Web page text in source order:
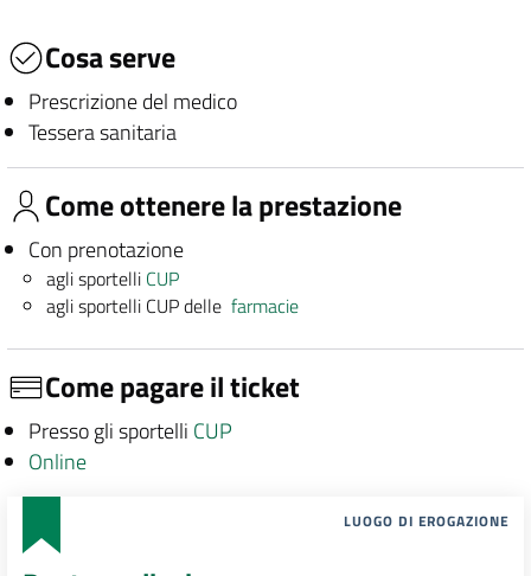
Cosa serve
Prescrizione del medico
Tessera sanitaria
Come ottenere la prestazione
Con prenotazione
agli sportelli CUP
agli sportelli CUP dellefarmacie
Come pagare il ticket
Presso gli sportelli CUP
Online
LUOGO DI EROGAZIONE